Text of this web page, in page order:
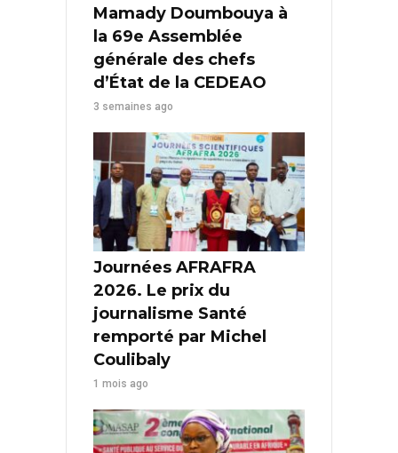
Mamady Doumbouya à
la 69e Assemblée
générale des chefs
d’État de la CEDEAO
3 semaines ago
Journées AFRAFRA
2026. Le prix du
journalisme Santé
remporté par Michel
Coulibaly
1 mois ago